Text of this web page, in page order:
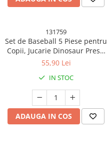
131759
Set de Baseball 5 Piese pentru
Copii, Jucarie Dinosaur Press,
14x23 cm, Verde/Albastru
55,90 Lei
IN STOC
ADAUGA IN COS